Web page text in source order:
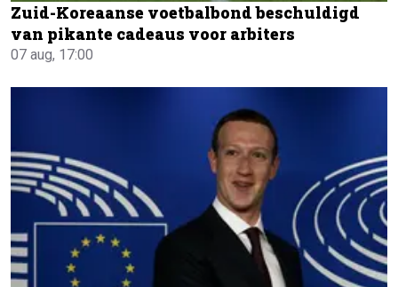
Zuid-Koreaanse voetbalbond beschuldigd
van pikante cadeaus voor arbiters
07 aug, 17:00